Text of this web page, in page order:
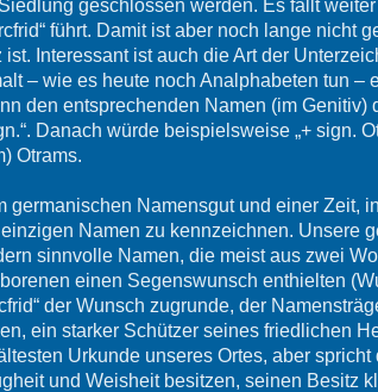
geschlossen werden. Es fällt
führt. Damit ist aber noch lange nicht
Interessant ist auch die Art der
– wie es heute noch Analphabeten tun –
den entsprechenden Namen (im Genitiv)
Danach würde beispielsweise „+ sign.
Otrams.
germanischen Namensgut und einer Zeit,
Namen zu kennzeichnen. Unsere
sinnvolle Namen, die meist aus zwei
einen Segenswunsch enthielten
der Wunsch zugrunde, der
ein starker Schützer seines friedlichen
Urkunde unseres Ortes, aber
und Weisheit besitzen, seinen Besitz